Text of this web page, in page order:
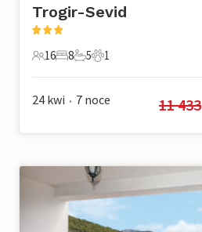
Trogir-Sevid
16 Goście
16
8 Sypialnie
8
5 Łazienki
5
1 Zwierzę domowe
1
24 kwi • 7 noce 11 433